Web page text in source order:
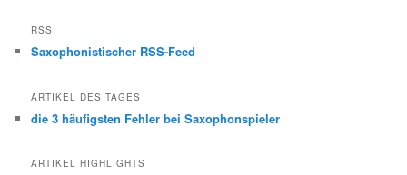
RSS
Saxophonistischer RSS-Feed
ARTIKEL DES TAGES
die 3 häufigsten Fehler bei Saxophonspieler
ARTIKEL HIGHLIGHTS